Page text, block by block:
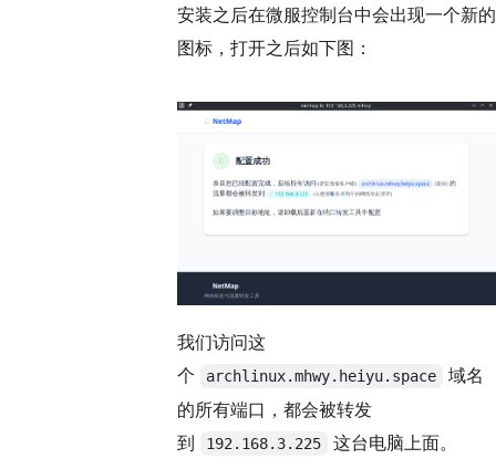
安装之后在微服控制台中会出现一个新的
图标，打开之后如下图：
我们访问这
个
archlinux.mhwy.heiyu.space
域名
的所有端口，都会被转发
到
192.168.3.225 这台电脑上面。